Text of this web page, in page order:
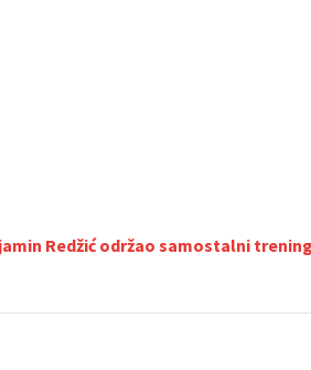
Redžić održao samostalni